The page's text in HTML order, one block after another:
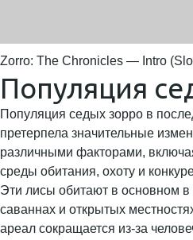
Zorro: The Chronicles — Intro
Популяция
Популяция седых зорро в
претерпела значительные
различными факторами,
среды обитания, охоту и
Эти лисы обитают в основном в
саваннах и открытых
ареал сокращается из-за